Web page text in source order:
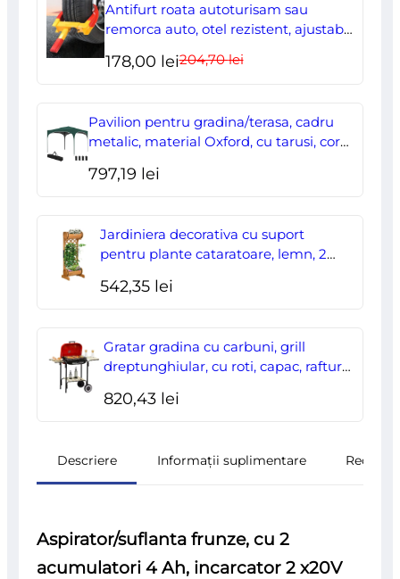
Antifurt roata autoturisam sau
remorca auto, otel rezistent, ajustabil,
204,70leiPrețul
a
fost:
178,00 lei
Prețul
este:
178,00 lei.
Pavilion pentru gradina/terasa, cadru
metalic, material Oxford, cu tarusi, corzi
2.95×2.95×2.55 m
797,19 lei
Jardiniera decorativa cu suport
pentru plante cataratoare, lemn, 2
542,35 lei
Gratar gradina cu carbuni, grill
dreptunghiular, cu roti, capac, rafturi,
820,43 lei
Descriere Informații suplimentare
Aspirator/suflanta frunze, cu 2
acumulatori 4 Ah, incarcator 2 x20V